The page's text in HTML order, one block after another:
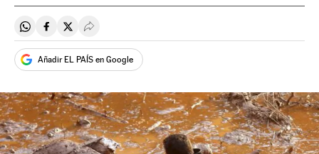
Compartir en Whatsapp
Compartir en Facebook
Compartir en Twitter
Desplegar Redes Sociales
Añadir EL PAÍS en Google